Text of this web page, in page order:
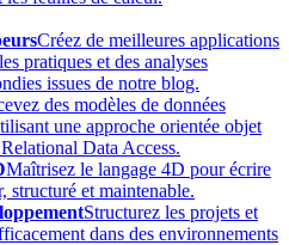
Créez de meilleures applications
pratiques et des analyses
issues de notre blog.
des modèles de données
une approche orientée objet
Data Access.
Maîtrisez le langage 4D pour écrire
structuré et maintenable.
Structurez les projets et
dans des environnements